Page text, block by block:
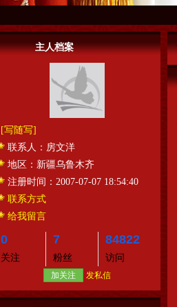
主人档案
[写随写]
联系人： 房文洋
地区： 新疆乌鲁木齐
注册时间： 2007-07-07 18:54:40
联系方式
给我留言
0
关注
7
粉丝
84822
访问
加关注 发私信